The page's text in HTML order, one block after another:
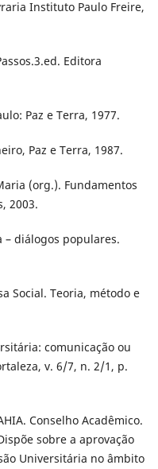
Instituto Paulo Freire,
Editora
Paz e Terra, 1977.
Paz e Terra, 1987.
(org.). Fundamentos
2003.
– diálogos populares.
Social. Teoria, método e
comunicação ou
v. 6/7, n. 2/1, p.
Conselho Acadêmico.
sobre a aprovação
Universitária no âmbito